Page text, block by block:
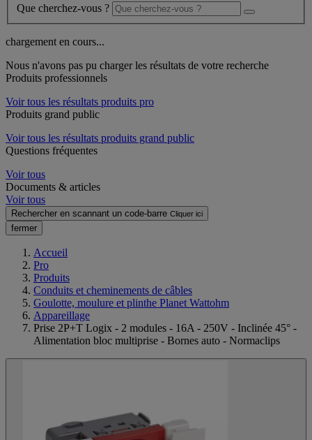
Que cherchez-vous ?
chargement en cours...
Nous n'avons pas pu charger les résultats de votre recherche
Produits professionnels
Voir tous les résultats produits pro
Produits grand public
Voir tous les résultats produits grand public
Questions fréquentes
Voir tous
Documents & articles
Voir tous
Rechercher en scannant un code-barre Cliquer ici
fermer
Accueil
Pro
Produits
Conduits et cheminements de câbles
Goulotte, moulure et plinthe Planet Wattohm
Appareillage
Prise 2P+T Logix - 2 modules - 16A - 250V - Inclinée 45° -
Alimentation bloc multiprise - Bornes auto - Normaclips